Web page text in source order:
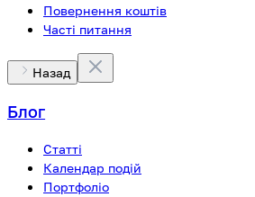
Повернення коштів
Часті питання
Назад
Блог
Статті
Календар подій
Портфоліо